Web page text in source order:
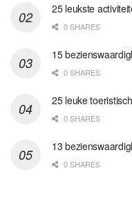
25 leukste
0 SHARES
15
0 SHARES
25 leuke
0 SHARES
13
0 SHARES